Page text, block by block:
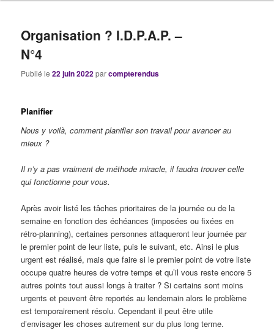
Organisation ? I.D.P.A.P. –
N°4
Publié le22 juin 2022parcompterendus
Planifier
Nous y voilà, comment planifier son travail pour avancer au
mieux ?
Il n’y a pas vraiment de méthode miracle, il faudra trouver celle
qui fonctionne pour vous.
Après avoir listé les tâches prioritaires de la journée ou de la
semaine en fonction des échéances (imposées ou fixées en
rétro-planning), certaines personnes attaqueront leur journée par
le premier point de leur liste, puis le suivant, etc. Ainsi le plus
urgent est réalisé, mais que faire si le premier point de votre liste
occupe quatre heures de votre temps et qu’il vous reste encore 5
autres points tout aussi longs à traiter ? Si certains sont moins
urgents et peuvent être reportés au lendemain alors le problème
est temporairement résolu. Cependant il peut être utile
d’envisager les choses autrement sur du plus long terme.